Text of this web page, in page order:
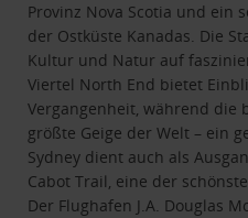
Provinz Nova Scotia und ein
der Ostküste Kanadas. Die
Kultur und Natur auf
Viertel North End bietet
Vergangenheit, während die
größte Geige der Welt – ein
Sydney dient auch als
Cabot Trail, eine der
Der Flughafen J.A. Douglas